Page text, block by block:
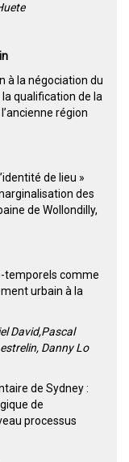
à la négociation du
qualification de la
région
de lieu »
des
de Wollondilly,
temporels comme
urbain à la
David,Pascal
Danny Lo
de Sydney :
de
processus